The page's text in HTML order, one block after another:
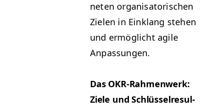
neten organ­isatorischen
Zie­len in Ein­klang ste­hen
und ermöglicht agile
Anpassungen.
Das OKR-Rah­men­werk:
Ziele und Schlüs­sel­re­sul­